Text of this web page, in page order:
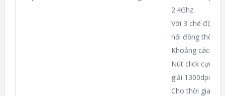
2.4Ghz.
Với 3 chế độ
nối đồng thời
Khoảng cách
Nút click cực
giải 1300dpi.
Cho thời gian